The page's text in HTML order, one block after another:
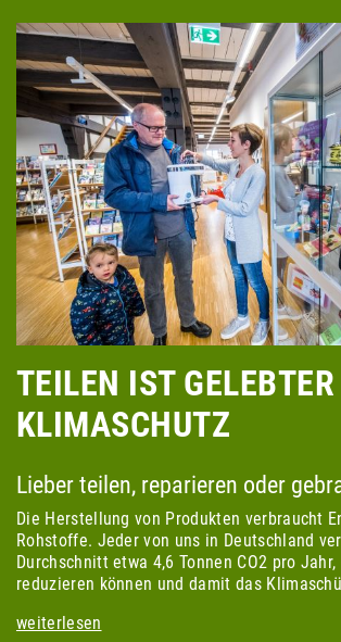
TEILEN IST GELEBTER
KLIMASCHUTZ
Lieber teilen, reparieren oder
Die Herstellung von Produkten verbraucht
Rohstoffe. Jeder von uns in Deutschland
Durchschnitt etwa 4,6 Tonnen CO2 pro
reduzieren können und damit das
weiterlesen